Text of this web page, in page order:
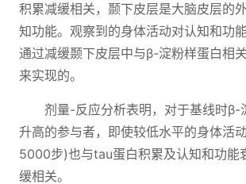
积累减缓相关，颞下皮层是大脑皮层的
知功能。观察到的身体活动对认知和功
通过减缓颞下皮层中与β-淀粉样蛋白相
来实现的。
剂量-反应分析表明，对于基线时β-
升高的参与者，即使较低水平的身体活
5000步)也与tau蛋白积累及认知和功能
缓相关。